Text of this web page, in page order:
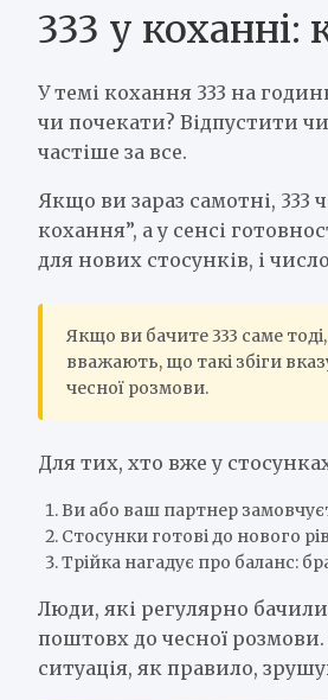
333 у
У темі кохання 333 на
чи почекати? Відпустити
частіше за все.
Якщо ви зараз самотні, 333
кохання”, а у сенсі
для нових стосунків, і
Якщо ви бачите 333 саме
вважають, що такі збіги
чесної розмови.
Для тих, хто вже у
Ви або ваш партнер
Стосунки готові до нового
Трійка нагадує про баланс:
Люди, які регулярно
поштовх до чесної розмови.
ситуація, як правило,